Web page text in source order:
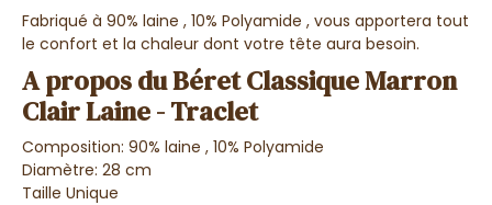
Fabriqué à 90% laine , 10% Polyamide , vous apportera tout
le confort et la chaleur dont votre tête aura besoin.
A propos du Béret Classique Marron
Clair Laine - Traclet
Composition: 90% laine , 10% Polyamide
Diamètre: 28 cm
Taille Unique